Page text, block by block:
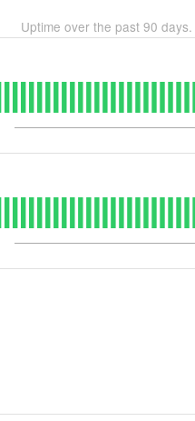
Uptime over the past 90 days.